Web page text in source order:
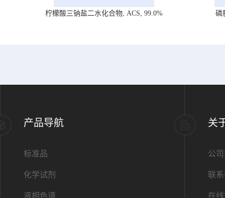
柠檬酸三钠盐二水化合物, ACS, 99.0% 磷
产品导航
标准品
化学试剂
液相色谱
关
公
联
在